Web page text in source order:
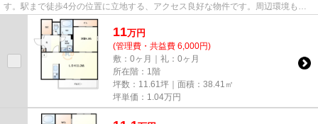
す。駅まで徒歩4分の位置に立地する、アクセス良好な物件です。周辺環境も良
好で、魅力的な住環境のある、...
11万円
(管理費・共益費 6,000円)
敷：0ヶ月｜礼：0ヶ月
所在階：1階
坪数：11.61坪｜面積：38.41㎡
坪単価： 1.04万円